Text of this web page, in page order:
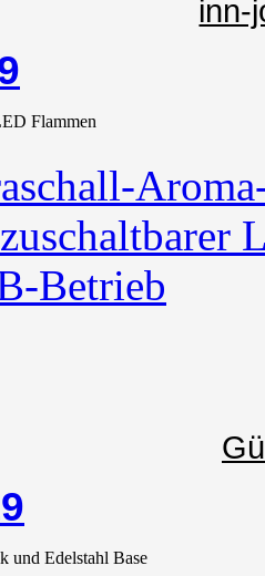
inn-
Flammen
und Edelstahl Base